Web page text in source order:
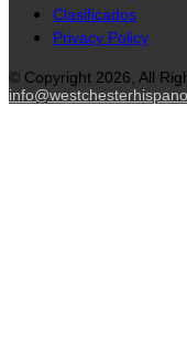
Clasificados
Privacy Policy
© Copyright 2026, All